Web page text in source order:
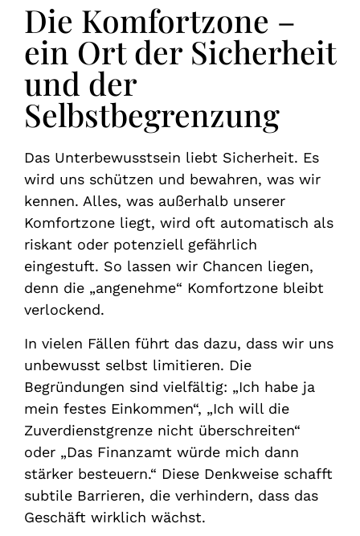
Die Komfortzone –
ein Ort der Sicherheit
und der
Selbstbegrenzung
Das Unterbewusstsein liebt Sicherheit. Es
wird uns schützen und bewahren, was wir
kennen. Alles, was außerhalb unserer
Komfortzone liegt, wird oft automatisch als
riskant oder potenziell gefährlich
eingestuft. So lassen wir Chancen liegen,
denn die „angenehme“ Komfortzone bleibt
verlockend.
In vielen Fällen führt das dazu, dass wir uns
unbewusst selbst limitieren. Die
Begründungen sind vielfältig: „Ich habe ja
mein festes Einkommen“, „Ich will die
Zuverdienstgrenze nicht überschreiten“
oder „Das Finanzamt würde mich dann
stärker besteuern.“ Diese Denkweise schafft
subtile Barrieren, die verhindern, dass das
Geschäft wirklich wächst.